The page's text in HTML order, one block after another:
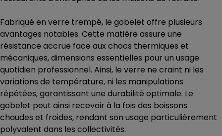
Fabriqué en verre trempé, le gobelet offre plusieurs
avantages notables. Cette matière assure une
résistance accrue face aux chocs thermiques et
mécaniques, dimensions essentielles pour un usage
quotidien professionnel. Ainsi, le verre ne craint ni les
variations de température, ni les manipulations
répétées, garantissant une durabilité optimale. Le
gobelet peut ainsi recevoir à la fois des boissons
chaudes et froides, rendant son usage particulièrement
polyvalent dans les collectivités.